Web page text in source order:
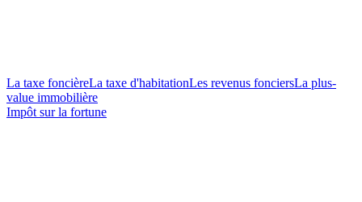
La taxe foncièreLa taxe d'habitationLes revenus fonciersLa plus-
value immobilière
Impôt sur la fortune